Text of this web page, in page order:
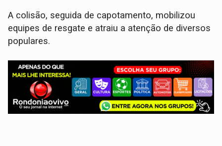
A colisão, seguida de capotamento, mobilizou
equipes de resgate e atraiu a atenção de diversos
populares.